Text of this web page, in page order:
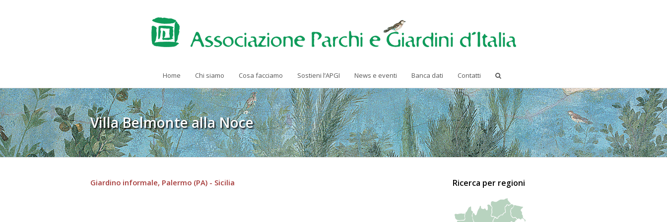
Home Chi siamo Cosa facciamo Sostieni l’APGI News e eventi Banca dati Contatti
Villa Belmonte alla Noce
Giardino informale, Palermo (PA) - Sicilia Ricerca per regioni